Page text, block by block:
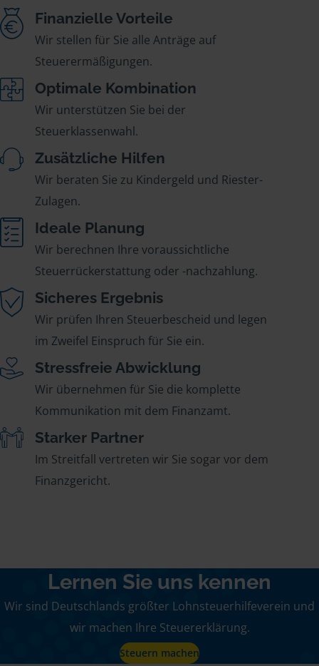
Finanzielle Vorteile
Wir stellen für Sie alle Anträge auf
Steuerermäßigungen.
Optimale Kombination
Wir unterstützen Sie bei der
Steuerklassenwahl.
Zusätzliche Hilfen
Wir beraten Sie zu Kindergeld und Riester-
Zulagen.
Ideale Planung
Wir berechnen Ihre voraussichtliche
Steuerrückerstattung oder -nachzahlung.
Sicheres Ergebnis
Wir prüfen Ihren Steuerbescheid und legen
im Zweifel Einspruch für Sie ein.
Stressfreie Abwicklung
Wir übernehmen für Sie die komplette
Kommunikation mit dem Finanzamt.
Starker Partner
Im Streitfall vertreten wir Sie sogar vor dem
Finanzgericht.
Lernen Sie uns kennen
Wir sind Deutschlands größter Lohnsteuerhilfeverein und
wir machen Ihre Steuererklärung.
Steuern machen